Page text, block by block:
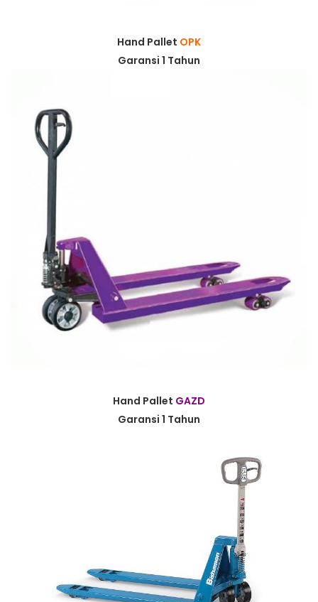
Hand Pallet OPK
Garansi 1 Tahun
Hand Pallet GAZD
Garansi 1 Tahun